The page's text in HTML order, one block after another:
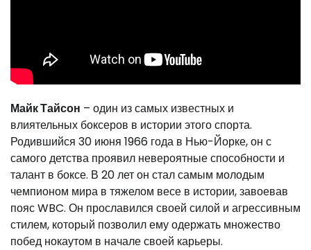
Майк Тайсон – один из самых известных и
влиятельных боксеров в истории этого спорта.
Родившийся 30 июня 1966 года в Нью-Йорке, он с
самого детства проявил невероятные способности и
талант в боксе. В 20 лет он стал самым молодым
чемпионом мира в тяжелом весе в истории, завоевав
пояс WBC. Он прославился своей силой и агрессивным
стилем, который позволил ему одержать множество
побед нокаутом в начале своей карьеры.